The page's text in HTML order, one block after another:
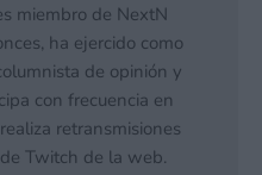
miembro de NextN
ha ejercido como
de opinión y
con frecuencia en
retransmisiones
Twitch de la web.